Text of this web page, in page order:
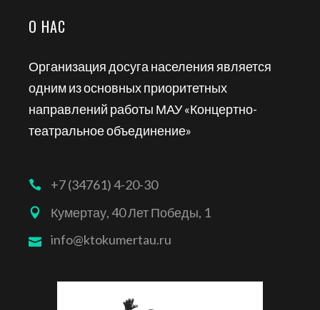
О НАС
Организация досуга населения является
одним из основных приоритетных
направлений работы МАУ «Концертно-
театральное объединение»
+7 (34761) 4-20-30
Кумертау, 40 Лет Победы, 1
info@ktokumertau.ru